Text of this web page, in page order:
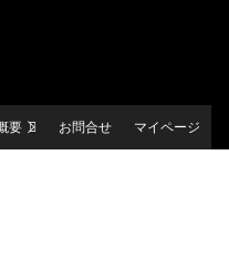
要 お問合せ マイページ